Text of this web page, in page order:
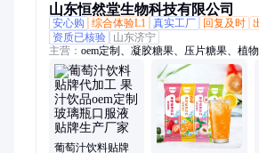
山东恒然堂生物科技有限公司
安心购
综合体验L1 真实工厂 回复及时
资质已核验
山东济宁
主营： oem定制、凝胶糖果、压片糖果、植
固体饮料、菊花晶饮料、泡腾片、男性食品
油、夏季饮品、包装设计、玫瑰油凝胶、鸡
金、未草磷虾油、透明质酸钠、补充维生素c
厂家
葡萄汁饮料贴牌